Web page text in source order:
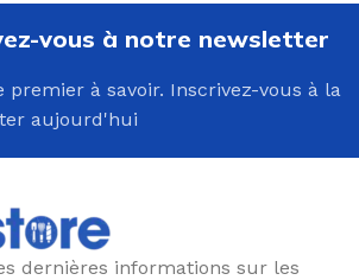
vous à notre newsletter
premier à savoir. Inscrivez-vous à la
aujourd'hui
dernières informations sur les